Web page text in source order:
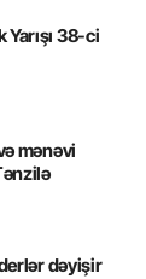
38-ci
mənəvi
dəyişir